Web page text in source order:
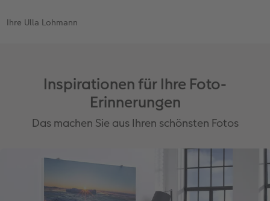
Ihre Ulla Lohmann
Inspirationen für Ihre Foto-
Erinnerungen
Das machen Sie aus Ihren schönsten Fotos